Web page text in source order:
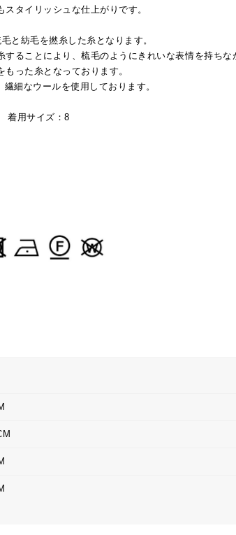
スタイリッシュな仕上がりです。
と紡毛を撚糸した糸となります。
することにより、梳毛のようにきれいな表情を持ち
もった糸となっております。
細なウールを使用しております。
着用サイズ：8